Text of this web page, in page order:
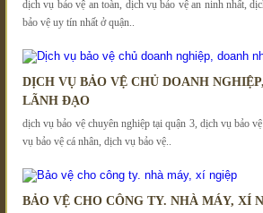
dịch vụ bảo vệ an toàn, dịch vụ bảo vệ an ninh nhất,
bảo vệ uy tín nhất ở quận..
DỊCH VỤ BẢO VỆ CHỦ DOANH
LÃNH ĐẠO
dịch vụ bảo vệ chuyên nghiệp tại quận 3, dịch vụ bảo
vụ bảo vệ cá nhân, dịch vụ bảo vệ..
BẢO VỆ CHO CÔNG TY. NHÀ MÁY, XÍ